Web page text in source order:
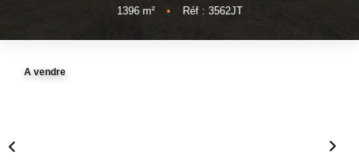
NOTRE AGENCE
1396m² • Réf : 3562JT
A vendre